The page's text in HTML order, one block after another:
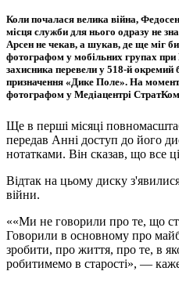
Коли почалася велика війна,
місця служби для нього одразу не
Арсен не чекав, а шукав, де ще міг
фотографом у мобільних групах
захисника перевели у 518-й окремий
призначення «Дике Поле». На
фотографом у Медіацентрі
Ще в перші місяці
передав Анні доступ до його
нотатками. Він сказав, що все
Відтак на цьому диску
війни.
«Ми не говорили про те, що
Говорили в основному про
зробити, про життя, про те, в
робитимемо в старості», —